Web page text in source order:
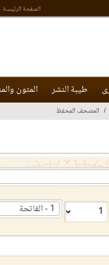
الصفحة الرئيسـة
طيبة النشر المتون
المصحف المحفظ
1 - الفاتحة